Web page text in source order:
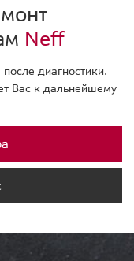
Neff
диагностики.
Вас к дальнейшему